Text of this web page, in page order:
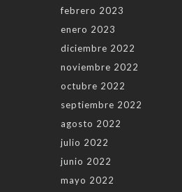
febrero 2023
enero 2023
diciembre 2022
noviembre 2022
octubre 2022
septiembre 2022
agosto 2022
julio 2022
junio 2022
mayo 2022